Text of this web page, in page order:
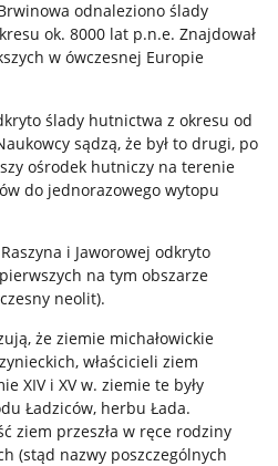
odnaleziono ślady
ok. 8000 lat p.n.e. Znajdował
w ówczesnej Europie
ślady hutnictwa z okresu od
sądzą, że był to drugi, po
ośrodek hutniczy na terenie
do jednorazowego wytopu
i Jaworowej odkryto
na tym obszarze
neolit).
że ziemie michałowickie
właścicieli ziem
XIV i XV w. ziemie te były
Ładziców, herbu Łada.
ziem przeszła w ręce rodziny
(stąd nazwy poszczególnych